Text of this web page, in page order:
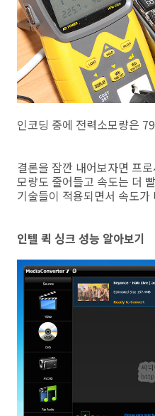
인코딩 중에 전력소모량은
결론을 잠깐 내어보자면 프
모량도 줄어들고 속도는 더
기술들이 적용되면서 속도
인텔 퀵 싱크 성능 알아보기